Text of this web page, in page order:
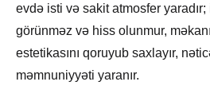
evdə isti və sakit atmosfer
görünməz və hiss olunmur,
estetikasını qoruyub saxlayır,
məmnuniyyəti yaranır.